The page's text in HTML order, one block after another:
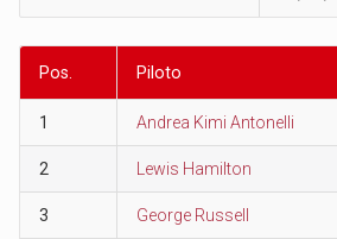
Pos. Piloto
1 Andrea Kimi Antonelli
2 Lewis Hamilton
3 George Russell